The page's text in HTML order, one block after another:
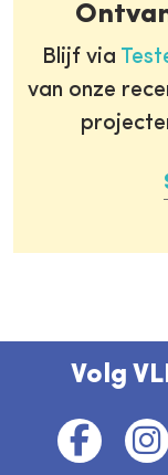
Blijf via
van onze
Volg